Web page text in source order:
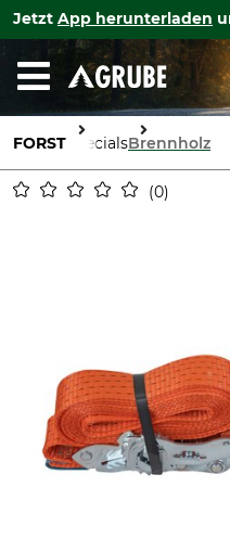
Jetzt App herunterladen
FORST SpecialsBrennholz
0